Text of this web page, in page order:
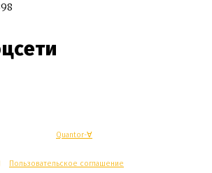
Quantor-∀
Пользовательское соглашение